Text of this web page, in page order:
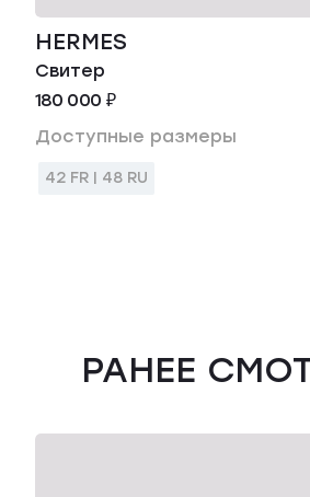
HERMES
Свитер
180 000 ₽
Доступные размеры
42 FR | 48 RU
РАНЕЕ